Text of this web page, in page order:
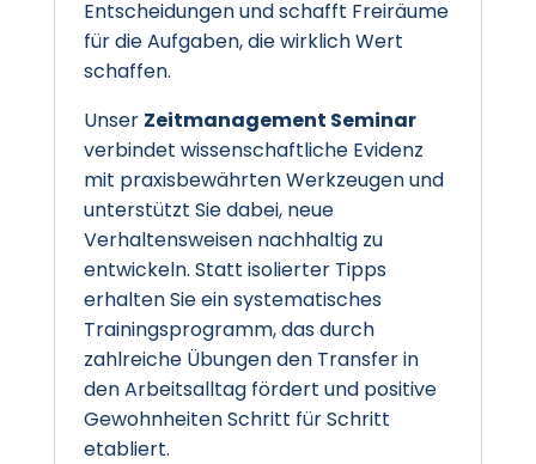
Entscheidungen und schafft Freiräume
für die Aufgaben, die wirklich Wert
schaffen.
Unser Zeitmanagement Seminar
verbindet wissenschaftliche Evidenz
mit praxisbewährten Werkzeugen und
unterstützt Sie dabei, neue
Verhaltensweisen nachhaltig zu
entwickeln. Statt isolierter Tipps
erhalten Sie ein systematisches
Trainingsprogramm, das durch
zahlreiche Übungen den Transfer in
den Arbeitsalltag fördert und positive
Gewohnheiten Schritt für Schritt
etabliert.